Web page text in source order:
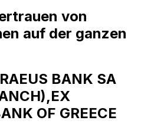
von
auf der ganzen
BANK SA
OF GREECE